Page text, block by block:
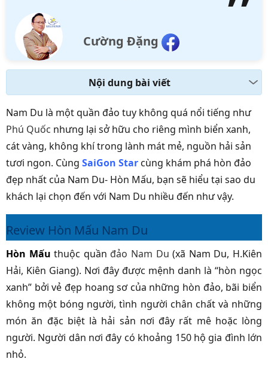
Cường Đặng
Nội dung bài viết
Nam Du là một quần đảo tuy không quá nổi tiếng như
Phú Quốc nhưng lại sở hữu cho riêng mình biển xanh,
cát vàng, không khí trong lành mát mẻ, nguồn hải sản
tươi ngon. Cùng SaiGon Starcùng khám phá hòn đảo
đẹp nhất của Nam Du- Hòn Mấu, bạn sẽ hiểu tại sao du
khách lại chọn đến với Nam Du nhiều đến như vậy.
Review Hòn Mấu Nam Du
Hòn Mấu thuộc quần đảo Nam Du (xã Nam Du, H.Kiên
Hải, Kiên Giang). Nơi đây được mệnh danh là “hòn ngọc
xanh” bởi vẻ đẹp hoang sơ của những hòn đảo, bãi biển
không một bóng người, tình người chân chất và những
món ăn đặc biệt là hải sản nơi đây rất mê hoặc lòng
người. Người dân nơi đây có khoảng 150 hộ gia đình lớn
nhỏ.